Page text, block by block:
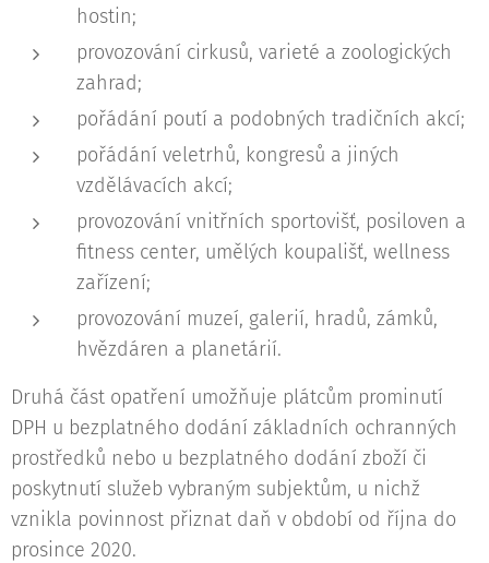
hostin;
provozování cirkusů, varieté a zoologických
zahrad;
pořádání poutí a podobných tradičních akcí;
pořádání veletrhů, kongresů a jiných
vzdělávacích akcí;
provozování vnitřních sportovišť, posiloven a
fitness center, umělých koupališť, wellness
zařízení;
provozování muzeí, galerií, hradů, zámků,
hvězdáren a planetárií.
Druhá část opatření umožňuje plátcům prominutí
DPH u bezplatného dodání základních ochranných
prostředků nebo u bezplatného dodání zboží či
poskytnutí služeb vybraným subjektům, u nichž
vznikla povinnost přiznat daň v období od října do
prosince 2020.